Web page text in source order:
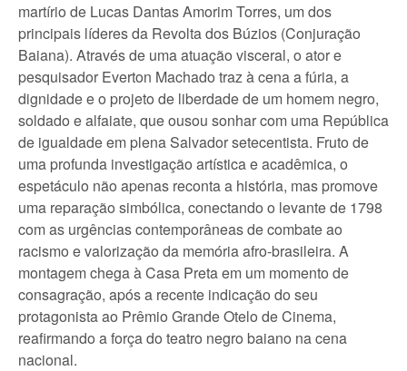
martírio de Lucas Dantas Amorim Torres, um dos
principais líderes da Revolta dos Búzios (Conjuração
Baiana). Através de uma atuação visceral, o ator e
pesquisador Everton Machado traz à cena a fúria, a
dignidade e o projeto de liberdade de um homem negro,
soldado e alfaiate, que ousou sonhar com uma República
de igualdade em plena Salvador setecentista. Fruto de
uma profunda investigação artística e acadêmica, o
espetáculo não apenas reconta a história, mas promove
uma reparação simbólica, conectando o levante de 1798
com as urgências contemporâneas de combate ao
racismo e valorização da memória afro-brasileira. A
montagem chega à Casa Preta em um momento de
consagração, após a recente indicação do seu
protagonista ao Prêmio Grande Otelo de Cinema,
reafirmando a força do teatro negro baiano na cena
nacional.